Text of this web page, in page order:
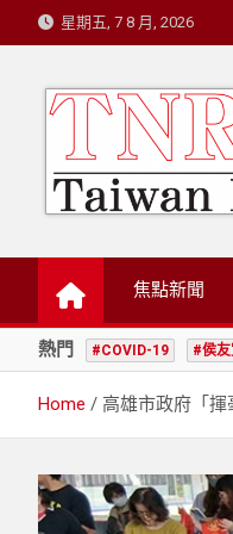
to
星期五, 7 8 月, 2026
台灣新
焦點新聞
熱門 #COVID-19 #侯
Home 高雄市政府「